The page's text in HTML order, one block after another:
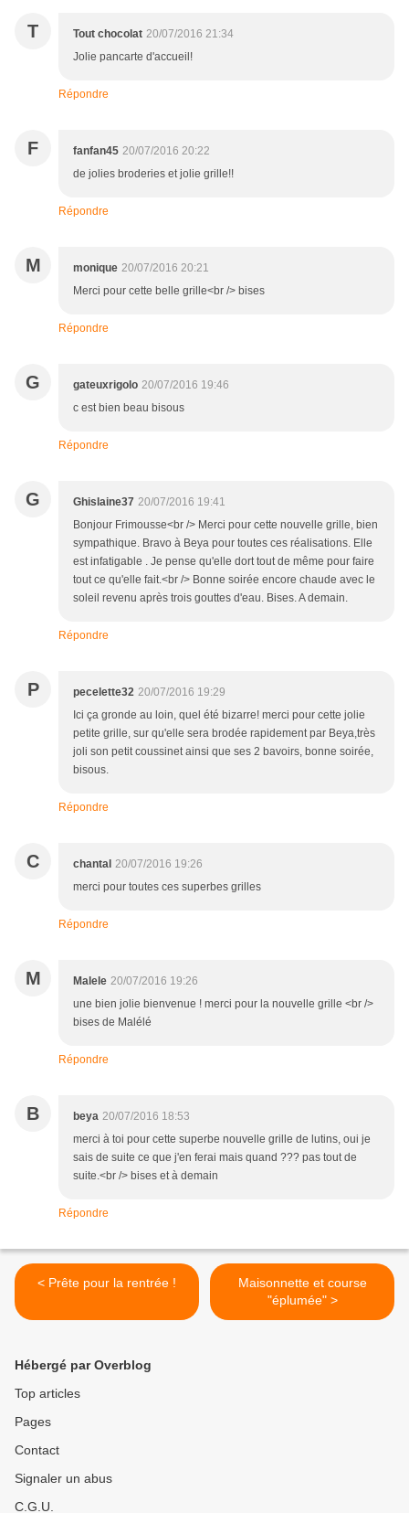
T Tout chocolat 20/07/2016 21:34
Jolie pancarte d'accueil!
Répondre
F fanfan45 20/07/2016 20:22
de jolies broderies et jolie grille!!
Répondre
M monique 20/07/2016 20:21
Merci pour cette belle grille<br /> bises
Répondre
G gateuxrigolo 20/07/2016 19:46
c est bien beau bisous
Répondre
G Ghislaine37 20/07/2016 19:41
Bonjour Frimousse<br /> Merci pour cette nouvelle grille, bien
sympathique. Bravo à Beya pour toutes ces réalisations. Elle
est infatigable . Je pense qu'elle dort tout de même pour faire
tout ce qu'elle fait.<br /> Bonne soirée encore chaude avec le
soleil revenu après trois gouttes d'eau. Bises. A demain.
Répondre
P pecelette32 20/07/2016 19:29
Ici ça gronde au loin, quel été bizarre! merci pour cette jolie
petite grille, sur qu'elle sera brodée rapidement par Beya,très
joli son petit coussinet ainsi que ses 2 bavoirs, bonne soirée,
bisous.
Répondre
C chantal 20/07/2016 19:26
merci pour toutes ces superbes grilles
Répondre
M Malele 20/07/2016 19:26
une bien jolie bienvenue ! merci pour la nouvelle grille <br />
bises de Malélé
Répondre
B beya 20/07/2016 18:53
merci à toi pour cette superbe nouvelle grille de lutins, oui je
sais de suite ce que j'en ferai mais quand ??? pas tout de
suite.<br /> bises et à demain
Répondre
< Prête pour la rentrée !
Maisonnette et course
"éplumée" >
Hébergé par Overblog
Top articles
Pages
Contact
Signaler un abus
C.G.U.